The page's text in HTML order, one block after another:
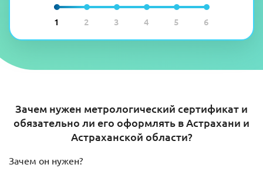
1 2 3 4 5 6
Зачем нужен метрологический сертификат и
обязательно ли его оформлять в Астрахани и
Астраханской области?
Зачем он нужен?